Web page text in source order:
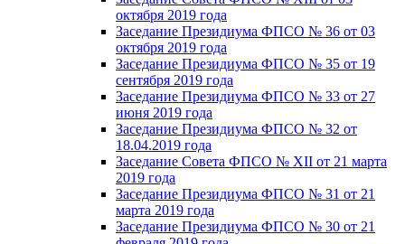
октября 2019 года
Заседание Президиума ФПСО № 36 от 03
октября 2019 года
Заседание Президиума ФПСО № 35 от 19
сентября 2019 года
Заседание Президиума ФПСО № 33 от 27
июня 2019 года
Заседание Президиума ФПСО № 32 от
18.04.2019 года
Заседание Совета ФПСО № XII от 21 марта
2019 года
Заседание Президиума ФПСО № 31 от 21
марта 2019 года
Заседание Президиума ФПСО № 30 от 21